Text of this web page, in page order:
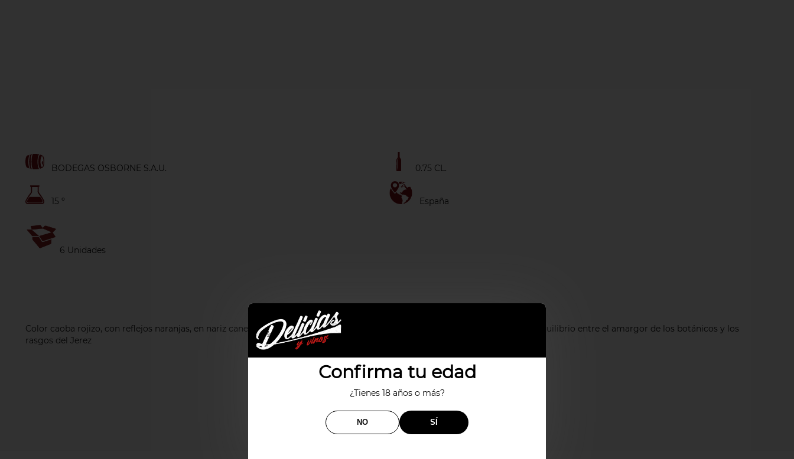
Confirma tu edad
¿Tienes 18 años o más?
NO SÍ
BODEGAS OSBORNE S.A.U. 0.75 CL.
15 º España
6 Unidades
Color caoba rojizo, con reflejos naranjas, en nariz canela, nuez moscada y corteza de naranja amarga y en boca con un gran equilibrio entre el amargor de los botánicos y los
rasgos del Jerez